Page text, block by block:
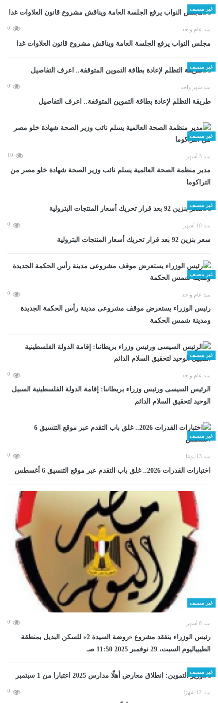
غير مصنف
منذ عام واحد 0
مجلس النواب يرفع الجلسة العامة ويناقش مشروع قانون العلاوات غدا
غير مصنف
منذ شهر واحد 0
طريقة التظلم لإعادة بطاقة التموين المتوقفة.. اعرف التفاصيل
غير مصنف
منذ 3 أشهر 10
مدير منظمة الصحة العالمية يسلم نائب وزير الصحة شهادة خلو مصر من
التراكوما
غير مصنف
منذ 10 أشهر 0
سعر بنزين 92 بعد قرار تحريك أسعار المنتجات البترولية
غير مصنف
منذ عام واحد 0
رئيس الوزراء يستعرض موقف مشروعى مدينة رأس الحكمة الجديدة
ومدينة شمس الحكمة
غير مصنف
منذ عام واحد 0
الرئيس السيسى ورئيس وزراء بريطانىا: إقامة الدولة الفلسطينية السبيل
الوحيد لتحقيق السلام الدائم
غير مصنف
منذ 13 يومًا 0
اختبارات القدرات 2026.. غلق باب التقدم عبر موقع التنسيق 6 أغسطس
غير مصنف
منذ 8 أشهر 0
رئيس الوزراء يتفقد مشروع «روضة السيدة 2» للسكن البديل بمنطقة
الطيبياليوم السبت، 29 نوفمبر 2025 11:50 صـ
غير مصنف
منذ 12 شهرًا 0